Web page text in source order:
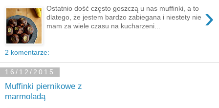
›
Ostatnio dość często goszczą u nas muffinki, a to
dlatego, że jestem bardzo zabiegana i niestety nie
mam za wiele czasu na kucharzeni...
2 komentarze:
16/12/2015
Muffinki piernikowe z
marmoladą